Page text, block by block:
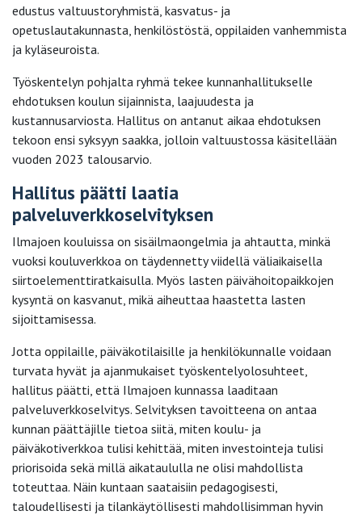
edustus valtuustoryhmistä, kasvatus- ja
opetuslautakunnasta, henkilöstöstä, oppilaiden vanhemmista
ja kyläseuroista.
Työskentelyn pohjalta ryhmä tekee kunnanhallitukselle
ehdotuksen koulun sijainnista, laajuudesta ja
kustannusarviosta. Hallitus on antanut aikaa ehdotuksen
tekoon ensi syksyyn saakka, jolloin valtuustossa käsitellään
vuoden 2023 talousarvio.
Hallitus päätti laatia
palveluverkkoselvityksen
Ilmajoen kouluissa on sisäilmaongelmia ja ahtautta, minkä
vuoksi kouluverkkoa on täydennetty viidellä väliaikaisella
siirtoelementtiratkaisulla. Myös lasten päivähoitopaikkojen
kysyntä on kasvanut, mikä aiheuttaa haastetta lasten
sijoittamisessa.
Jotta oppilaille, päiväkotilaisille ja henkilökunnalle voidaan
turvata hyvät ja ajanmukaiset työskentelyolosuhteet,
hallitus päätti, että Ilmajoen kunnassa laaditaan
palveluverkkoselvitys. Selvityksen tavoitteena on antaa
kunnan päättäjille tietoa siitä, miten koulu- ja
päiväkotiverkkoa tulisi kehittää, miten investointeja tulisi
priorisoida sekä millä aikataululla ne olisi mahdollista
toteuttaa. Näin kuntaan saataisiin pedagogisesti,
taloudellisesti ja tilankäytöllisesti mahdollisimman hyvin